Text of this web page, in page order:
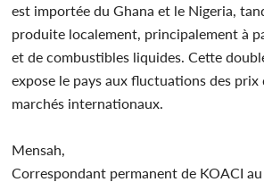
est importée du Ghana et le Nigeria,
produite localement, principalement à
et de combustibles liquides. Cette
expose le pays aux fluctuations des prix
marchés internationaux.
Mensah,
Correspondant permanent de KOACI